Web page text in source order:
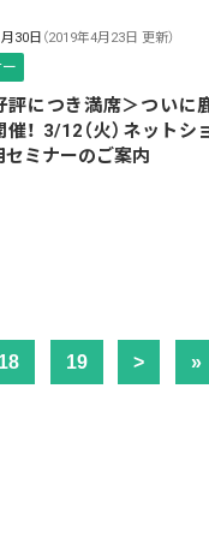
30日 （2019年4月23日 更新）
につき満席＞ついに
催！ 3/12（火）ネットシ
セミナーのご案内
18 19 > »